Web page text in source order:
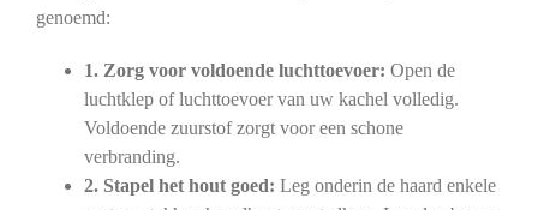
genoemd:
1. Zorg voor voldoende luchttoevoer: Open de
luchtklep of luchttoevoer van uw kachel volledig.
Voldoende zuurstof zorgt voor een schone
verbranding.
2. Stapel het hout goed: Leg onderin de haard enkele